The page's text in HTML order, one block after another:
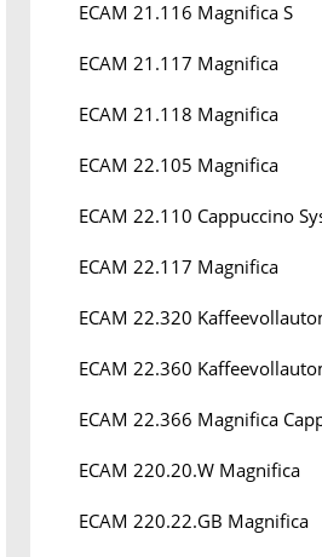
ECAM 21.116 Magnifica S
ECAM 21.117 Magnifica
ECAM 21.118 Magnifica
ECAM 22.105 Magnifica
ECAM 22.110 Cappuccino
ECAM 22.117 Magnifica
ECAM 22.320
ECAM 22.360
ECAM 22.366 Magnifica
ECAM 220.20.W Magnifica
ECAM 220.22.GB Magnifica